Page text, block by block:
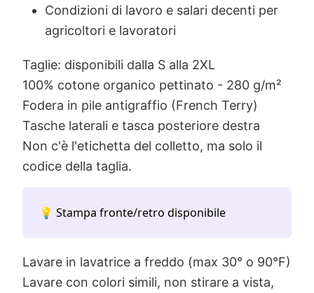
Condizioni di lavoro e salari decenti per
agricoltori e lavoratori
Taglie: disponibili dalla S alla 2XL
100% cotone organico pettinato - 280 g/m²
Fodera in pile antigraffio (French Terry)
Tasche laterali e tasca posteriore destra
Non c'è l'etichetta del colletto, ma solo il
codice della taglia.
💡 Stampa fronte/retro disponibile
Lavare in lavatrice a freddo (max 30° o 90°F)
Lavare con colori simili, non stirare a vista,